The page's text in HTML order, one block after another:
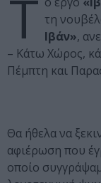
Τ τη
Ιβάν»,
– Κάτω Χώρος,
Πέμπτη και
Θα ήθελα να
αφιέρωση που
οποίο